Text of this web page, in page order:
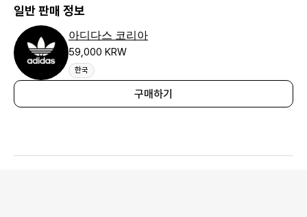
일반 판매 정보
아디다스 코리아
59,000 KRW
한국
구매하기